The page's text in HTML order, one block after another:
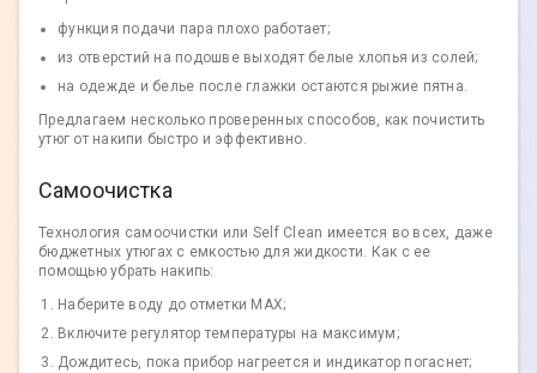
функция подачи пара плохо работает;
из отверстий на подошве выходят белые хлопья из солей;
на одежде и белье после глажки остаются рыжие пятна.
Предлагаем несколько проверенных способов, как почистить
утюг от накипи быстро и эффективно.
Самоочистка
Технология самоочистки или Self Clean имеется во всех, даже
бюджетных утюгах с емкостью для жидкости. Как с ее
помощью убрать накипь:
Наберите воду до отметки MAX;
Включите регулятор температуры на максимум;
Дождитесь, пока прибор нагреется и индикатор погаснет;